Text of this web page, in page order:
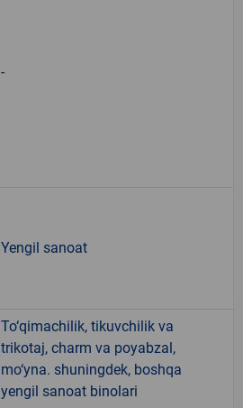
-
Yengil sanoat
To‘qimachilik, tikuvchilik va
trikotaj, charm va poyabzal,
mo‘yna. shuningdek, boshqa
yengil sanoat binolari